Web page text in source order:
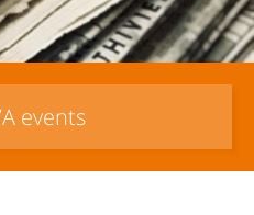
events